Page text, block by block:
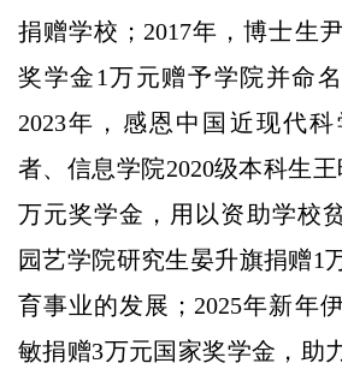
捐赠学校；2017年，博士生
奖学金1万元赠予学院并命名
2023年，感恩中国近现代
者、信息学院2020级本科生
万元奖学金，用以资助学校
园艺学院研究生晏升旗捐赠1
育事业的发展；2025年新年
敏捐赠3万元国家奖学金，助